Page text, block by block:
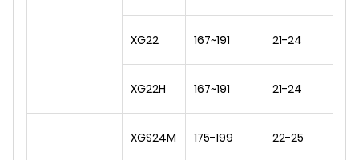
XG22 167~191 21-24
XG22H 167~191 21-24
XGS24M 175-199 22-25